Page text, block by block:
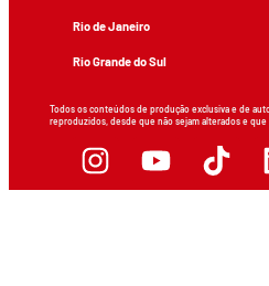
Rio de Janeiro
Rio Grande do Sul
Todos os conteúdos de produção exclusiva e de
reproduzidos, desde que não sejam alterados e